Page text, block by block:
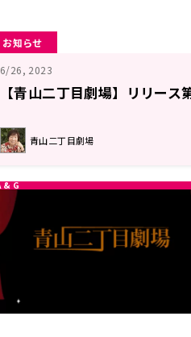
お知らせ
6/26, 2023
【青山二丁目劇場】リリース
青山二丁目劇場